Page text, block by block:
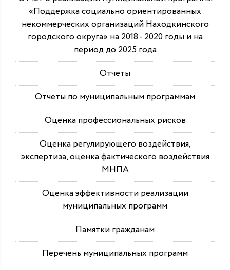
«Поддержка социально ориентированных
некоммерческих организаций Находкинского
городского округа» на 2018 - 2020 годы и на
период до 2025 года
Отчеты
Отчеты по муниципальным программам
Оценка профессиональных рисков
Оценка регулирующего воздействия,
экспертиза, оценка фактического воздействия
МНПА
Оценка эффективности реализации
муниципальных программ
Памятки гражданам
Перечень муниципальных программ